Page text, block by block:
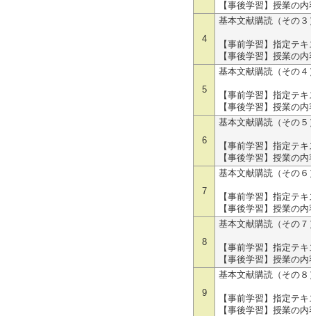
【事後学習】授業の
4
基本文献購読（その
【事前学習】指定テ
【事後学習】授業の
5
基本文献購読（その
【事前学習】指定テ
【事後学習】授業の
6
基本文献購読（その
【事前学習】指定テ
【事後学習】授業の
7
基本文献購読（その
【事前学習】指定テ
【事後学習】授業の
8
基本文献購読（その
【事前学習】指定テ
【事後学習】授業の
9
基本文献購読（その
【事前学習】指定テ
【事後学習】授業の